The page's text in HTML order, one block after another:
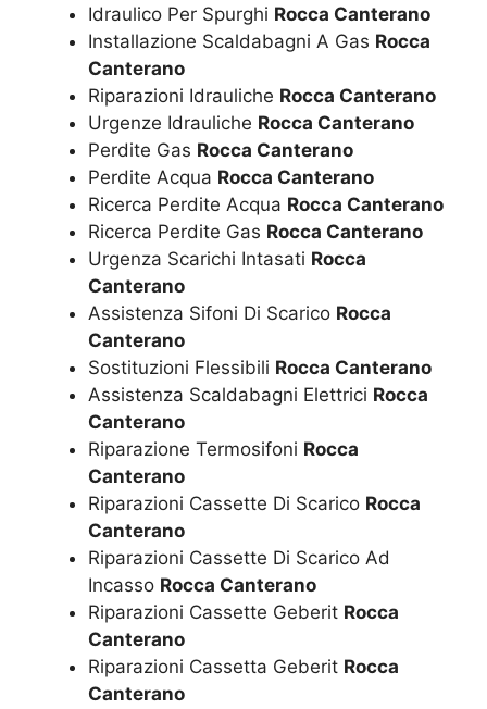
Idraulico Per Spurghi Rocca Canterano
Installazione Scaldabagni A Gas Rocca
Canterano
Riparazioni Idrauliche Rocca Canterano
Urgenze Idrauliche Rocca Canterano
Perdite Gas Rocca Canterano
Perdite Acqua Rocca Canterano
Ricerca Perdite Acqua Rocca Canterano
Ricerca Perdite Gas Rocca Canterano
Urgenza Scarichi Intasati Rocca
Canterano
Assistenza Sifoni Di Scarico Rocca
Canterano
Sostituzioni Flessibili Rocca Canterano
Assistenza Scaldabagni Elettrici Rocca
Canterano
Riparazione Termosifoni Rocca
Canterano
Riparazioni Cassette Di Scarico Rocca
Canterano
Riparazioni Cassette Di Scarico Ad
Incasso Rocca Canterano
Riparazioni Cassette Geberit Rocca
Canterano
Riparazioni Cassetta Geberit Rocca
Canterano